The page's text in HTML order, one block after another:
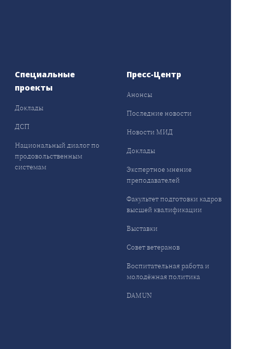
Специальные
проекты
Доклады
ДСП
Национальный диалог по
продовольственным
системам
Пресс-Центр
Анонсы
Последние новости
Новости МИД
Доклады
Экспертное мнение
преподавателей
Факультет подготовки кадров
высшей квалификации
Выставки
Совет ветеранов
Воспитательная работа и
молодёжная политика
DAMUN